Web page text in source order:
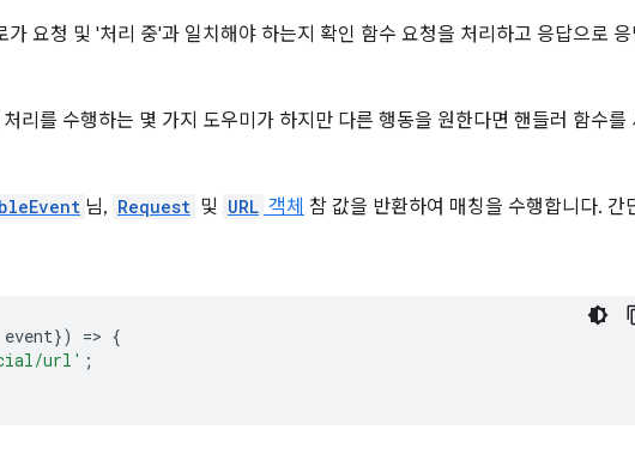
요청 및 '처리 중'과 일치해야 하는지 확인 함수 요청을 처리하고 응답으로
리를 수행하는 몇 가지 도우미가 하지만 다른 행동을 원한다면 핸들러 함수를
님, Request 및 URL 객체 참 값을 반환하여 매칭을 수행합니다. 간
event}) => {
url' ;